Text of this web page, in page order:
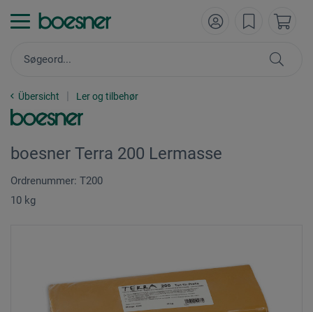
Übersicht Ler og tilbehør
boesner Terra 200 Lermasse
Ordrenummer: T200
10 kg